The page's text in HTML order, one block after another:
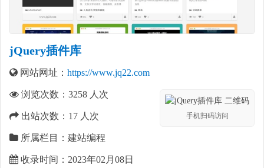
jQuery插件库
网站网址： https://www.jq22.com
手机扫码访问
浏览次数： 3258 人次
出站次数： 17 人次
所属栏目：建站编程
收录时间：2023年02月08日